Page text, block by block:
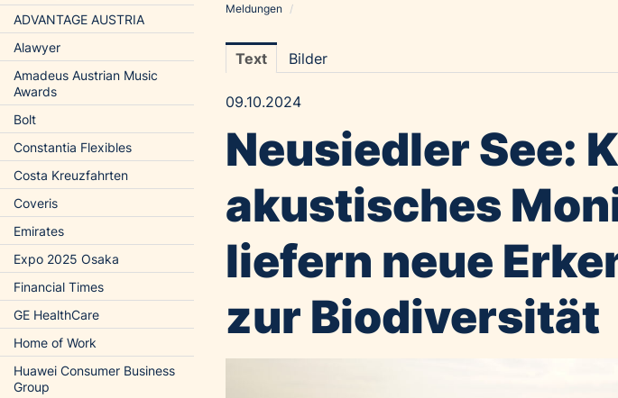
ADVANTAGE AUSTRIA
Alawyer
Amadeus Austrian Music
Awards
Bolt
Constantia Flexibles
Costa Kreuzfahrten
Coveris
Emirates
Expo 2025 Osaka
Financial Times
GE HealthCare
Home of Work
Huawei Consumer Business
Group
Meldungen /
Text Bilder
09.10.2024
Neusiedler See:
akustisches
liefern neue
zur Biodiversität